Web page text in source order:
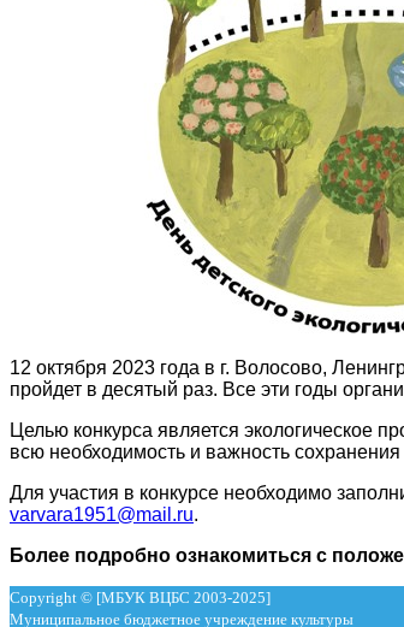
12 октября 2023 года в г. Волосово,
пройдет в десятый раз. Все эти годы
Целью конкурса является экологическое
всю необходимость и важность
Для участия в конкурсе необходимо
varvara1951@mail.ru.
Более подробно ознакомиться с
Copyright © [МБУК ВЦБС 2003-2025]
Муниципальное бюджетное учреждение культуры